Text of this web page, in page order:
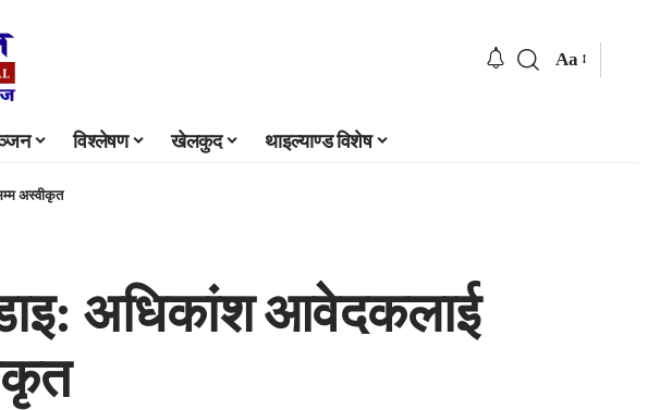
Aa
विश्लेषण खेलकुद थाइल्याण्ड विशेष
अस्वीकृत
अधिकांश आवेदकलाई